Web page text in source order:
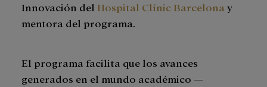
Innovación del Hospital Clínic Barcelona y
mentora del programa.
El programa facilita que los avances
generados en el mundo académico —